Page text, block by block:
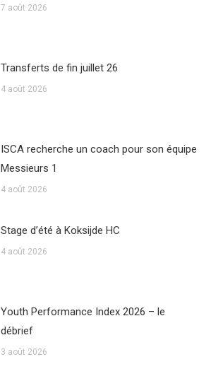
7 août 2026
Transferts de fin juillet 26
4 août 2026
ISCA recherche un coach pour son équipe
Messieurs 1
4 août 2026
Stage d’été à Koksijde HC
4 août 2026
Youth Performance Index 2026 – le
débrief
3 août 2026